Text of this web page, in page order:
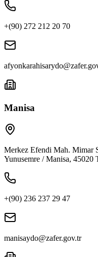
+(90) 272 212 20 70
Manisa
Merkez Efendi Mah. Mimar
Yunusemre / Manisa, 45020
+(90) 236 237 29 47
manisaydo@zafer.gov.tr